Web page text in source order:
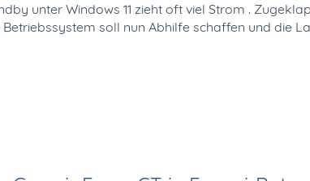
unter Windows 11 zieht oft viel Strom .
soll nun Abhilfe schaffen und die